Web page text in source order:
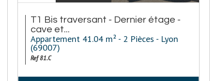
T1 Bis traversant - Dernier étage -
cave et...
Appartement 41.04 m² - 2 Pièces - Lyon
(69007)
Ref 81.C